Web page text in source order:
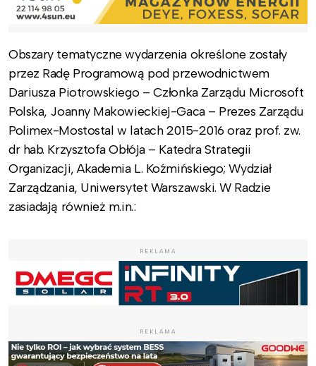
Obszary tematyczne wydarzenia określone zostały
przez Radę Programową pod przewodnictwem
Dariusza Piotrowskiego – Członka Zarządu Microsoft
Polska, Joanny Makowieckiej-Gaca – Prezes Zarządu
Polimex-Mostostal w latach 2015-2016 oraz prof. zw.
dr hab. Krzysztofa Obłója – Katedra Strategii
Organizacji, Akademia L. Koźmińskiego; Wydział
Zarządzania, Uniwersytet Warszawski. W Radzie
zasiadają również m.in.:
REKLAMA
REKLAMA